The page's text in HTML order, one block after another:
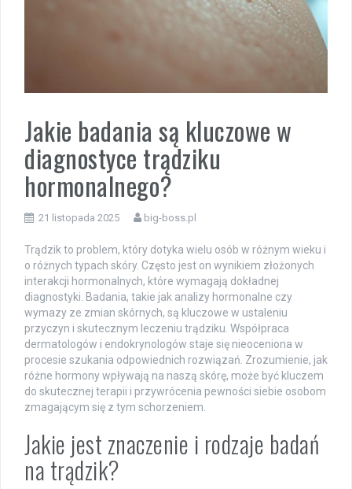
Jakie badania są kluczowe w
diagnostyce trądziku
hormonalnego?
21 listopada 2025 big-boss.pl
Trądzik to problem, który dotyka wielu osób w różnym wieku i
o różnych typach skóry. Często jest on wynikiem złożonych
interakcji hormonalnych, które wymagają dokładnej
diagnostyki. Badania, takie jak analizy hormonalne czy
wymazy ze zmian skórnych, są kluczowe w ustaleniu
przyczyn i skutecznym leczeniu trądziku. Współpraca
dermatologów i endokrynologów staje się nieoceniona w
procesie szukania odpowiednich rozwiązań. Zrozumienie, jak
różne hormony wpływają na naszą skórę, może być kluczem
do skutecznej terapii i przywrócenia pewności siebie osobom
zmagającym się z tym schorzeniem.
Jakie jest znaczenie i rodzaje badań
na trądzik?